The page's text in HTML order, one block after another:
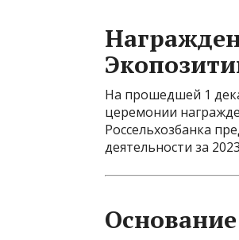
На прошедшей 1
церемонии
Россельхозбанка
деятельности за